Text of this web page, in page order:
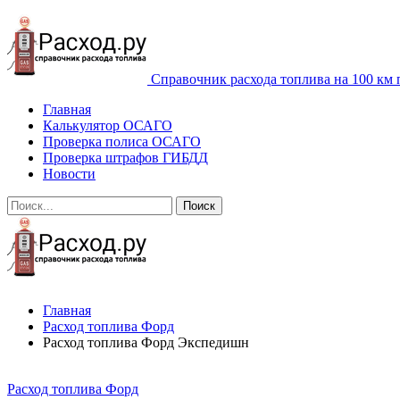
Справочник расхода топлива на 100 км
Главная
Калькулятор ОСАГО
Проверка полиса ОСАГО
Проверка штрафов ГИБДД
Новости
Главная
Расход топлива Форд
Расход топлива Форд Экспедишн
Расход топлива Форд